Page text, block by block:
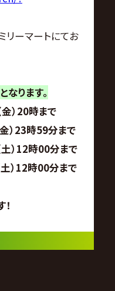
リーマートにてお
ります。
20時まで
）23時59分まで
12時00分まで
12時00分まで